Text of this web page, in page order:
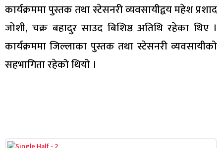
कार्यक्रममा पुस्तक तथा स्टेसनरी व्यवसायीद्वय महेश प्रशाद
जोशी, चक्र बहादुर साउद बिशिष्ठ अतिथि रहेका थिए ।
कार्यक्रममा जिल्लाका पुस्तक तथा स्टेसनरी व्यवसायीको
सहभागिता रहेको थियो ।